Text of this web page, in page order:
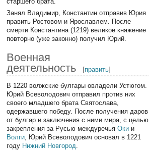
Занял Владимир, Константин отправив Юрия
править Ростовом и Ярославлем. После
смерти Константина (1219) великое княжение
повторно (уже законно) получил Юрий.
Военная
деятельность
[править]
В 1220 волжские булгары овладели Устюгом.
Юрий Всеволодович отправил против них
своего младшего брата Святослава,
одержавшего победу. После получения даров
от булгар и заключения с ними мира, с целью
закрепления за Русью междуречьяОки и
Волги , Юрий Всеволодович основал в 1221
году Нижний Новгород